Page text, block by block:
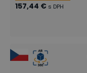
157,44 € s DPH